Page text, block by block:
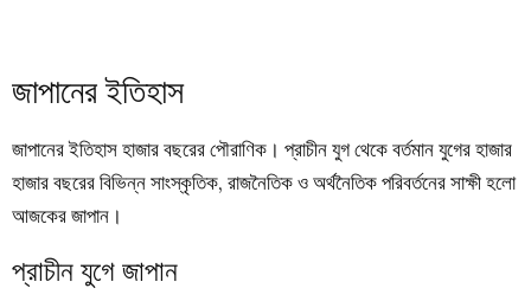
জাপানের ইতিহাস
জাপানের ইতিহাস হাজার বছরের পৌরাণিক। প্রাচীন যুগ থেকে বর্তমান যুগের হাজার
হাজার বছরের বিভিন্ন সাংস্কৃতিক, রাজনৈতিক ও অর্থনৈতিক পরিবর্তনের সাক্ষী হলো
আজকের জাপান।
প্রাচীন যুগে জাপান